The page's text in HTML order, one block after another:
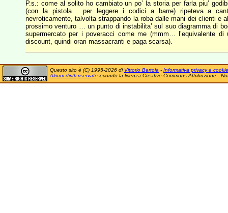
P.s.: come al solito ho cambiato un po’ la storia per farla piu’
(con la pistola… per leggere i codici a barre) ripeteva a
nevroticamente, talvolta strappando la roba dalle mani dei clienti e
prossimo venturo … un punto di instabilita’ sul suo diagramma di
supermercato per i poveracci come me (mmm… l’equivalente
discount, quindi orari massacranti e paga scarsa).
Questo sito è (C) 1995-2026 di Vittorio Bertola - Informativa privacy e cookie
Alcuni diritti riservatisecondo la licenza Creative Commons Attribuzione -